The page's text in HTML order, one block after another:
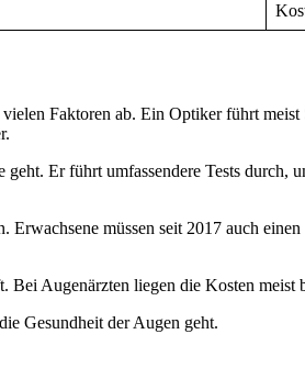
Faktoren ab. Ein Optiker führt
Er führt umfassendere Tests
müssen seit 2017 auch
Augenärzten liegen die Kosten meist
Gesundheit der Augen geht.